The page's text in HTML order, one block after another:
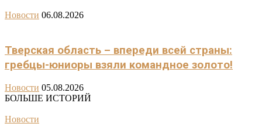
Новости 06.08.2026
Тверская область – впереди всей страны:
гребцы-юниоры взяли командное золото!
Новости 05.08.2026
БОЛЬШЕ ИСТОРИЙ
Новости